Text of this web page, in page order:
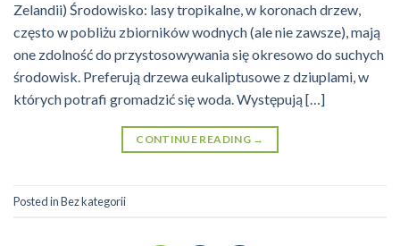
Zelandii) Środowisko: lasy tropikalne, w koronach drzew,
często w pobliżu zbiorników wodnych (ale nie zawsze), mają
one zdolność do przystosowywania się okresowo do suchych
środowisk. Preferują drzewa eukaliptusowe z dziuplami, w
których potrafi gromadzić się woda. Występują […]
CONTINUE READING →
Posted inBez kategorii